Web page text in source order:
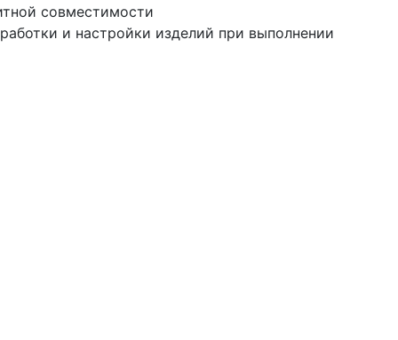
совместимости
и настройки изделий при выполнении